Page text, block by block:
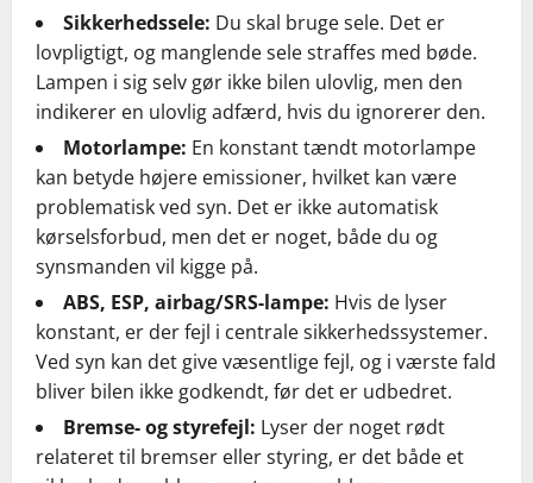
Sikkerhedssele: Du skal bruge sele. Det er
lovpligtigt, og manglende sele straffes med bøde.
Lampen i sig selv gør ikke bilen ulovlig, men den
indikerer en ulovlig adfærd, hvis du ignorerer den.
Motorlampe: En konstant tændt motorlampe
kan betyde højere emissioner, hvilket kan være
problematisk ved syn. Det er ikke automatisk
kørselsforbud, men det er noget, både du og
synsmanden vil kigge på.
ABS, ESP, airbag/SRS-lampe: Hvis de lyser
konstant, er der fejl i centrale sikkerhedssystemer.
Ved syn kan det give væsentlige fejl, og i værste fald
bliver bilen ikke godkendt, før det er udbedret.
Bremse- og styrefejl: Lyser der noget rødt
relateret til bremser eller styring, er det både et